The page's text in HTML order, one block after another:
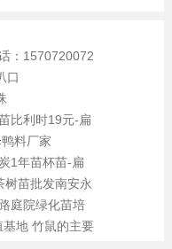
：1570720072
口
比利时19元-扁
料厂家
1年苗杯苗-扁
苗批发南安永
庭院绿化苗培
地 竹鼠的主要